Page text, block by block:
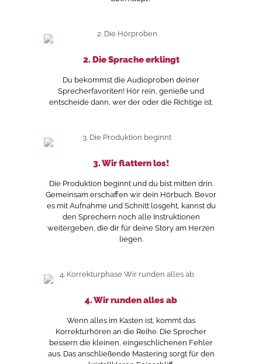
2. Die Sprache erklingt
Du bekommst die Audioproben deiner
Sprecherfavoriten! Hör rein, genieße und
entscheide dann, wer der oder die Richtige ist.
3. Wir flattern los!
Die Produktion beginnt und du bist mitten drin.
Gemeinsam erschaffen wir dein Hörbuch. Bevor
es mit Aufnahme und Schnitt losgeht, kannst du
den Sprechern noch alle Instruktionen
weitergeben, die dir für deine Story am Herzen
liegen.
4. Wir runden alles ab
Wenn alles im Kasten ist, kommt das
Korrekturhören an die Reihe. Die Sprecher
bessern die kleinen, eingeschlichenen Fehler
aus. Das anschließende Mastering sorgt für den